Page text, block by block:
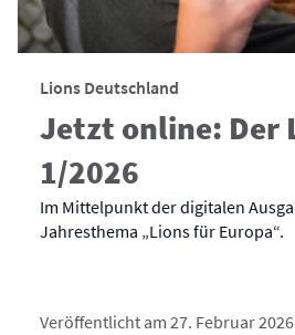
Lions Deutschland
Jetzt online: Der
1/2026
Im Mittelpunkt der digitalen
Jahresthema „Lions für Europa“.
Veröffentlicht am 27. Februar 2026